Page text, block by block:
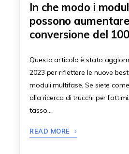
In che modo i
possono
conversione del
Questo articolo è stato
2023 per riflettere le nuove
moduli multifase. Se siete
alla ricerca di trucchi per
tasso…
READ MORE